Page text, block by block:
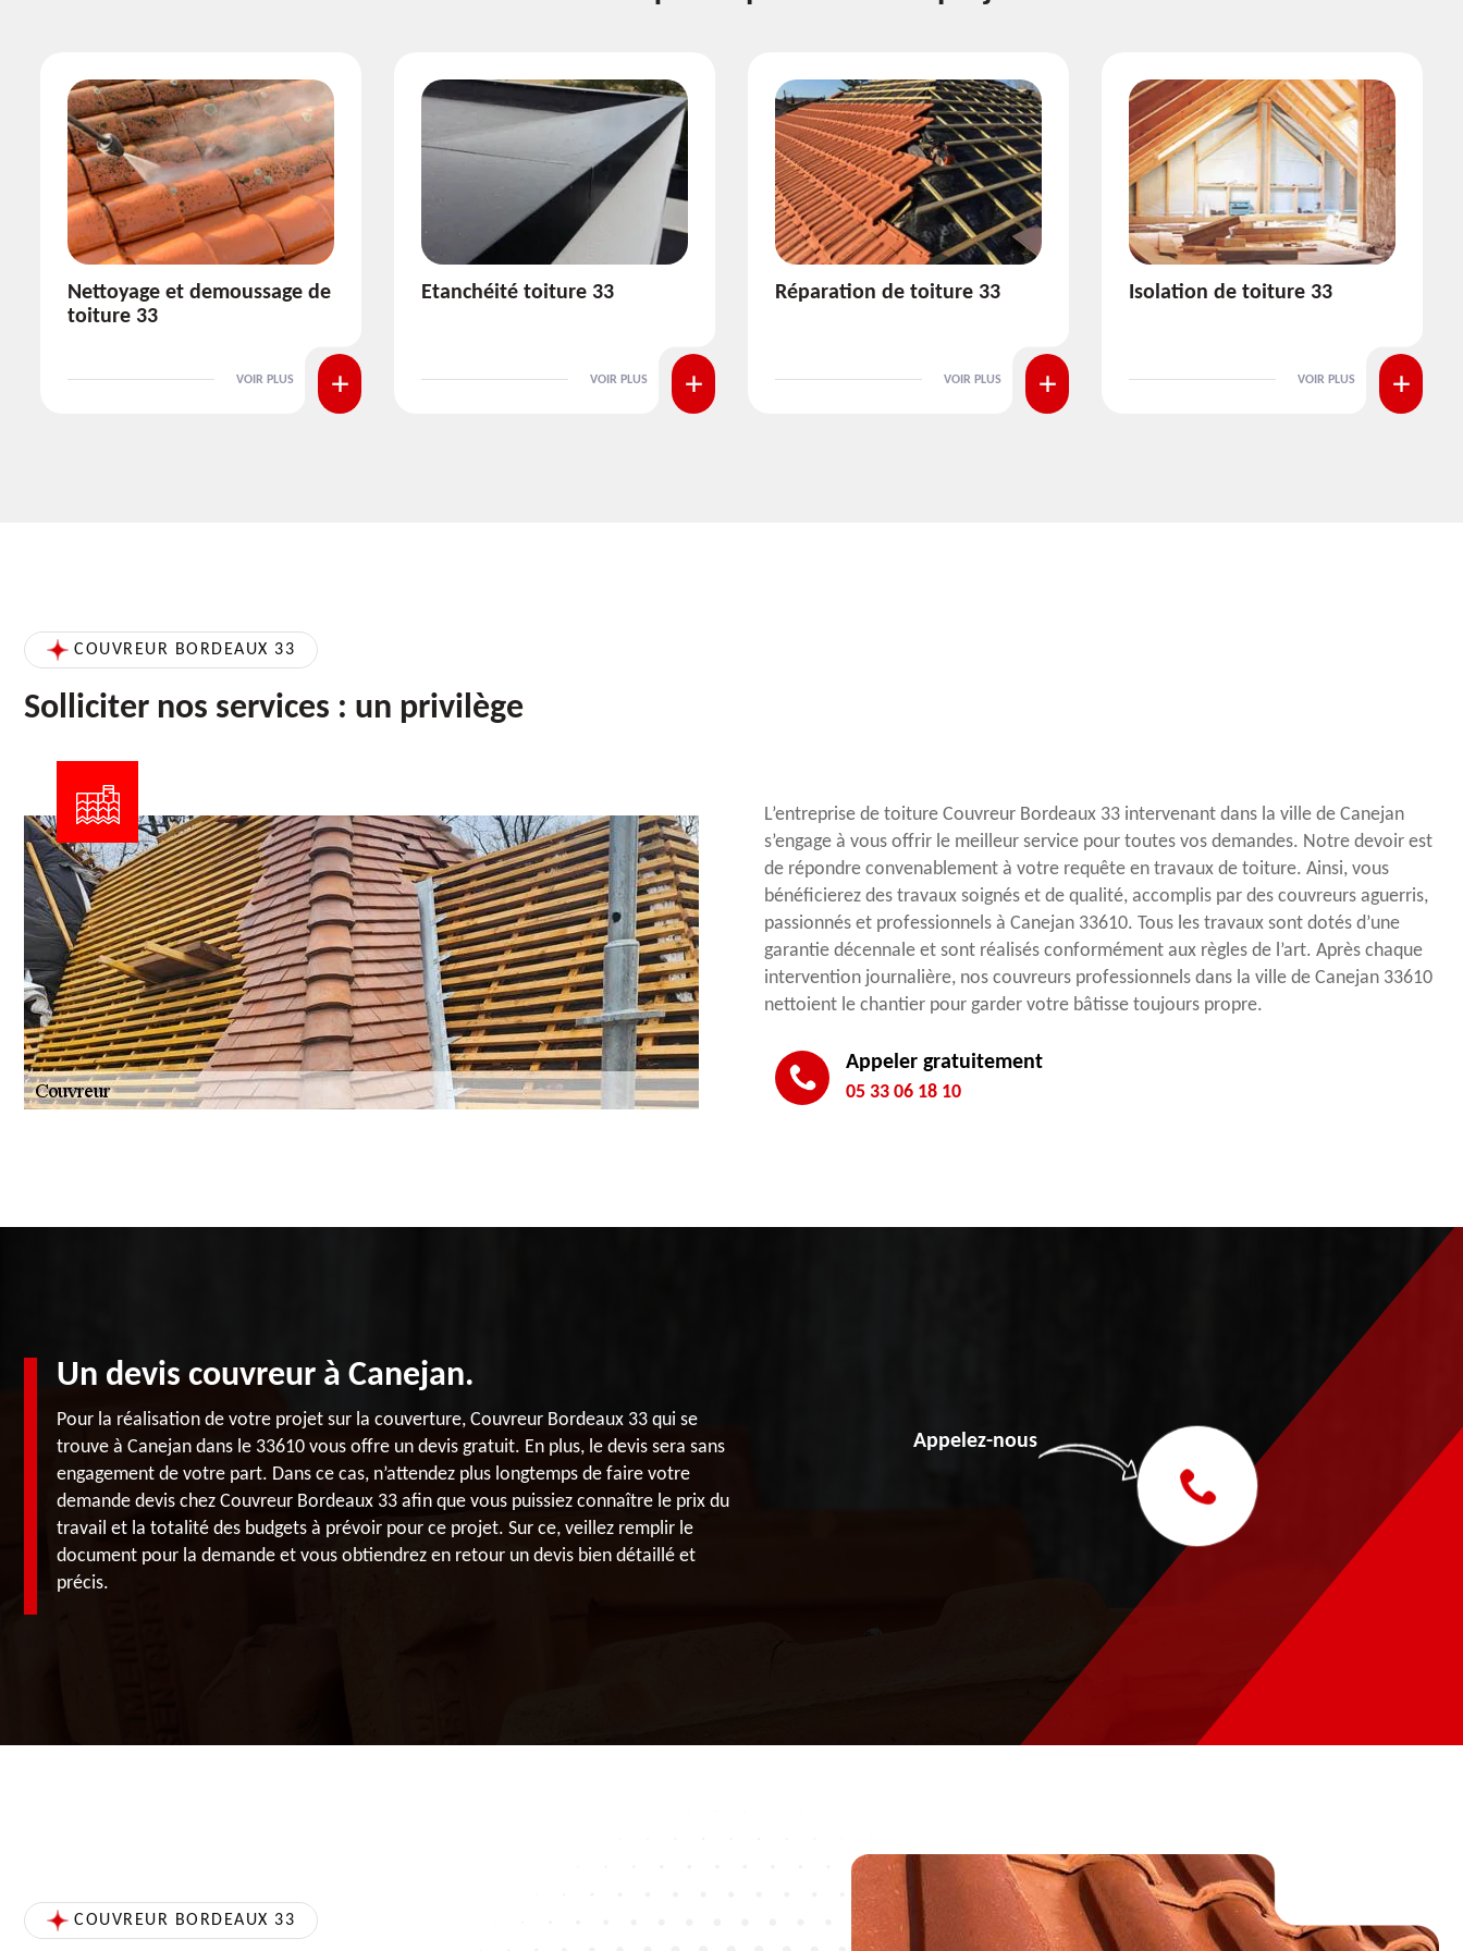
Etanchéité toiture 33
VOIR PLUS
Réparation de toiture 33
VOIR PLUS
Isolation de toiture 33
VOIR PLUS
Pose et nettoyage de
VOIR PLUS
COUVREUR BORDEAUX 33
Solliciter nos services : un privilège
L’entreprise de toiture Couvreur Bordeaux 33 intervenant dans la ville de Canejan
s’engage à vous offrir le meilleur service pour toutes vos demandes. Notre devoir est
de répondre convenablement à votre requête en travaux de toiture. Ainsi, vous
bénéficierez des travaux soignés et de qualité, accomplis par des couvreurs aguerris,
passionnés et professionnels à Canejan 33610. Tous les travaux sont dotés d’une
garantie décennale et sont réalisés conformément aux règles de l’art. Après chaque
intervention journalière, nos couvreurs professionnels dans la ville de Canejan 33610
nettoient le chantier pour garder votre bâtisse toujours propre.
Appeler gratuitement
05 33 06 18 10
Un devis couvreur à Canejan.
Pour la réalisation de votre projet sur la couverture, Couvreur Bordeaux 33 qui se
trouve à Canejan dans le 33610 vous offre un devis gratuit. En plus, le devis sera sans
engagement de votre part. Dans ce cas, n’attendez plus longtemps de faire votre
demande devis chez Couvreur Bordeaux 33 afin que vous puissiez connaître le prix du
travail et la totalité des budgets à prévoir pour ce projet. Sur ce, veillez remplir le
document pour la demande et vous obtiendrez en retour un devis bien détaillé et
précis.
Appelez-nous
COUVREUR BORDEAUX 33